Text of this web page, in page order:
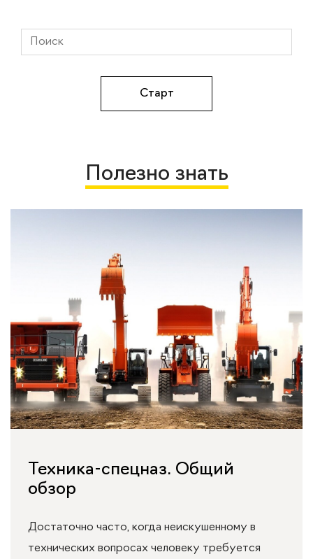
Полезно знать
Техника-спецназ. Общий
обзор
Достаточно часто, когда неискушенному в
технических вопросах человеку требуется